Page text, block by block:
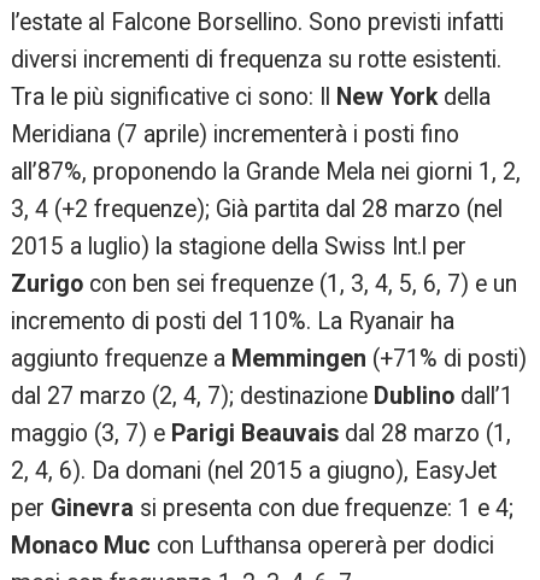
l’estate al Falcone Borsellino. Sono previsti infatti
diversi incrementi di frequenza su rotte esistenti.
Tra le più significative ci sono: Il
New Yorkdella
Meridiana (7 aprile) incrementerà i posti fino
all’87%, proponendo la Grande Mela nei giorni 1, 2,
3, 4 (+2 frequenze); Già partita dal 28 marzo (nel
2015 a luglio) la stagione della Swiss Int.l per
Zurigo con ben sei frequenze (1, 3, 4, 5, 6, 7) e un
incremento di posti del 110%. La Ryanair ha
aggiunto frequenze a Memmingen (+71% di posti)
dal 27 marzo (2, 4, 7); destinazione Dublino dall’1
maggio (3, 7) e Parigi Beauvais dal 28 marzo (1,
2, 4, 6). Da domani (nel 2015 a giugno), EasyJet
per Ginevra si presenta con due frequenze: 1 e 4;
Monaco Muc con Lufthansa opererà per dodici